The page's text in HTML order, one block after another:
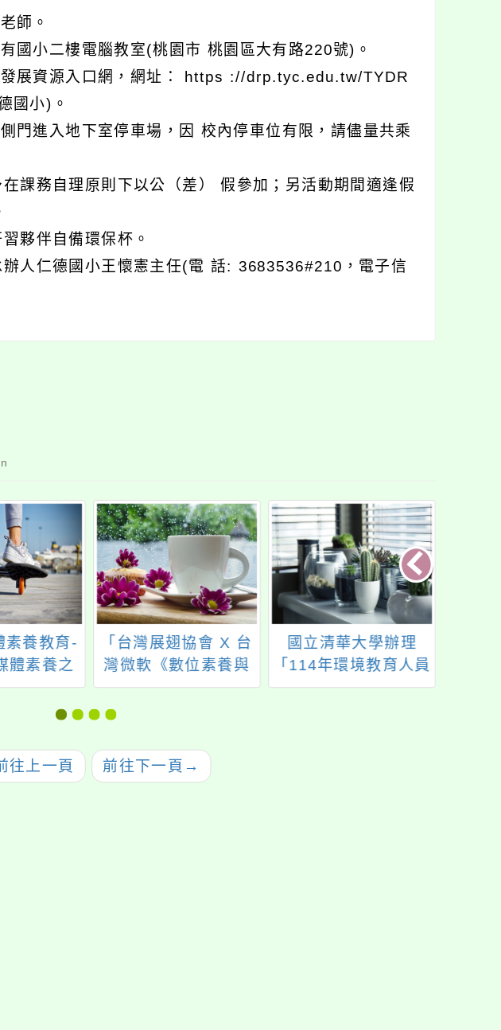
師。
小二樓電腦教室(桃園市 桃園區大有路220號)。
展資源入口網，網址： https ://drp.tyc.edu.tw/TYDR
國小)。
進入地下室停車場，因 校內停車位有限，請儘量共乘
課務自理原則下以公（差） 假參加；另活動期間適逢假
夥伴自備環保杯。
人仁德國小王懷憲主任(電 話: 3683536#210，電子信
素養教育-
體素養之
廣】研習
「台灣展翅協會 X 台
灣微軟《數位素養與
網路安全》國中小教
國立清華大學辦理
「114年環境教育人員
30加3小時核心課程研
往上一頁 前往下一頁 →